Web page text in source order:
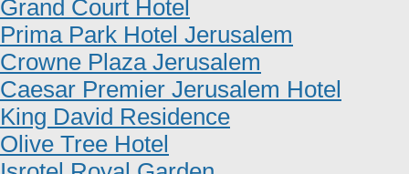
Grand Court Hotel
Prima Park Hotel Jerusalem
Crowne Plaza Jerusalem
Caesar Premier Jerusalem Hotel
King David Residence
Olive Tree Hotel